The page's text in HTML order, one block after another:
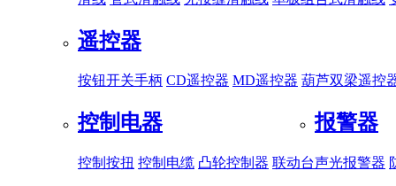
遥控器
按钮开关手柄 CD遥控器 MD遥控器 葫芦双梁遥控
控制电器
控制按扭 控制电缆 凸轮控制器 联动台
报警器
声光报警器